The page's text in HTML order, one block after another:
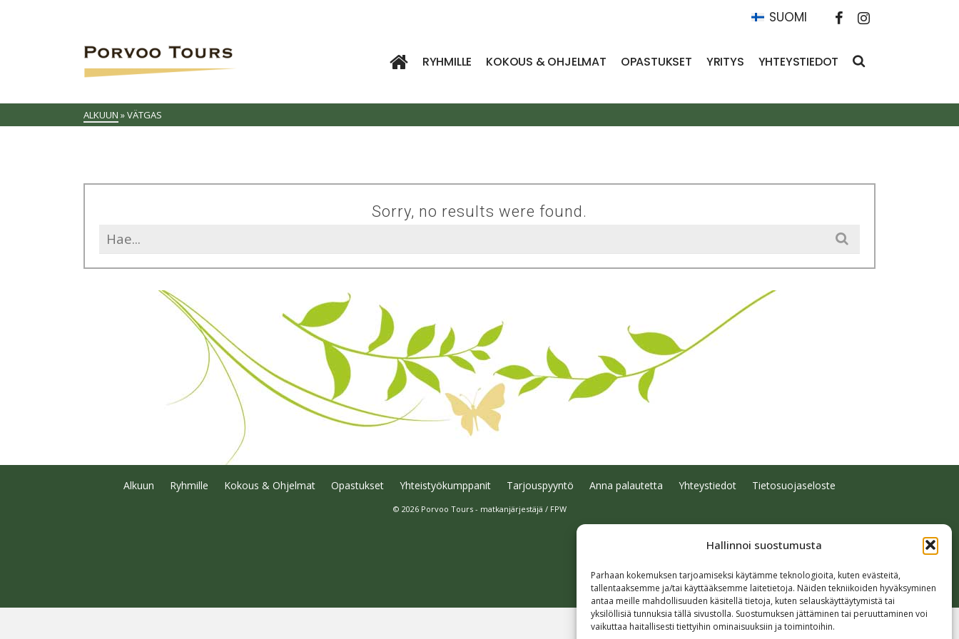
Hallinnoi suostumusta
Parhaan kokemuksen tarjoamiseksi käytämme teknologioita, kuten evästeitä,
tallentaaksemme ja/tai käyttääksemme laitetietoja. Näiden tekniikoiden hyväksyminen
antaa meille mahdollisuuden käsitellä tietoja, kuten selauskäyttäytymistä tai
yksilöllisiä tunnuksia tällä sivustolla. Suostumuksen jättäminen tai peruuttaminen voi
vaikuttaa haitallisesti tiettyihin ominaisuuksiin ja toimintoihin.
SUOMI
RYHMILLE KOKOUS & OHJELMAT OPASTUKSET YRITYS YHTEYSTIEDOT
ALKUUN »VÄTGAS
Sorry, no results were found.
Search
for:
Alkuun Ryhmille Kokous & Ohjelmat Opastukset Yhteistyökumppanit Tarjouspyyntö Anna palautetta Yhteystiedot Tietosuojaseloste
© 2026 Porvoo Tours - matkanjärjestäjä / FPW